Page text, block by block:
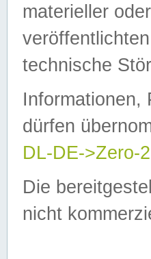
materieller
technische
Informationen,
dürfen
DL-DE->Zero-
Die
nicht